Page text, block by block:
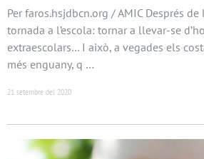
Per faros.hsjdbcn.org / AMIC Després de
tornada a l’escola: tornar a llevar-se
extraescolars… I això, a vegades els
més enguany, q …
21 setembre del 2020